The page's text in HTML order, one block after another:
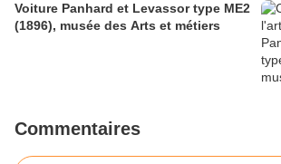
Voiture Panhard et Levassor type ME2
(1896), musée des Arts et métiers
Commentaires